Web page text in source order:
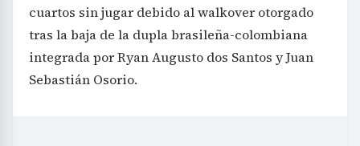
cuartos sin jugar debido al walkover otorgado
tras la baja de la dupla brasileña-colombiana
integrada por Ryan Augusto dos Santos y Juan
Sebastián Osorio.